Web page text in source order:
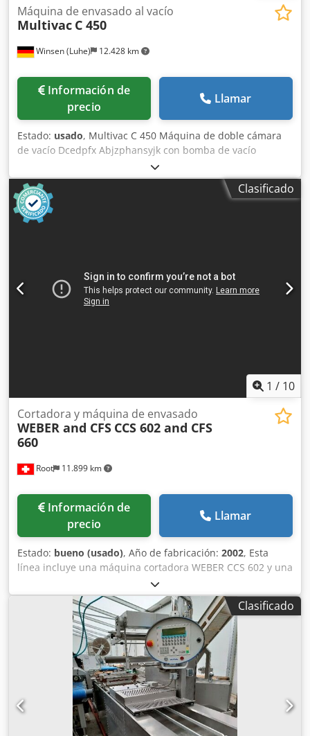
Winsen (Luhe) 12.428 km
Máquina de envasado al vacío
Multivac C 450
Información de
precio
Llamar
Estado: usado, Multivac C 450 Máquina de doble cámara
de vacío Dcedpfx Abjzphansyjk con bomba de vacío
Clasificado
1 / 10
Root 11.899 km
Cortadora y máquina de envasado
WEBER and CFS CCS 602 and CFS
660
Información de
precio
Llamar
Estado: bueno (usado), Año de fabricación: 2002, Esta
línea incluye una máquina cortadora WEBER CCS 602 y una
máquina de envasado CFS 660. Las piezas que se
muestran en la imagen no están incluidas. Dedpfxszlak De
Clasificado